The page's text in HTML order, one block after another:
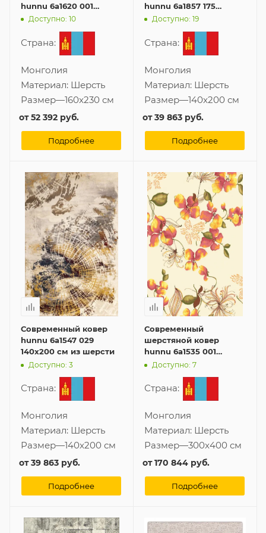
hunnu 6a1620 001
160x230 см
Доступно: 10
Страна:
Монголия
Материал: Шерсть
Размер—160x230 см
от52 392 руб.
Подробнее
hunnu 6a1857 175
140x200 см
Доступно: 19
Страна:
Монголия
Материал: Шерсть
Размер—140x200 см
от39 863 руб.
Подробнее
Современный ковер
hunnu 6a1547 029
140x200 см из шерсти
Доступно: 3
Страна:
Монголия
Материал: Шерсть
Размер—140x200 см
от39 863 руб.
Подробнее
Современный
шерстяной ковер
hunnu 6a1535 001
300x400 см
Доступно: 7
Страна:
Монголия
Материал: Шерсть
Размер—300x400 см
от170 844 руб.
Подробнее